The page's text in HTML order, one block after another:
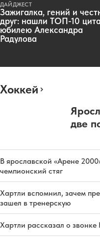
ДАЙДЖЕСТ
Зажигалка, гений и
друг: нашли ТОП-10
юбилею Александра
Радулова
Хоккей
две
В ярославской «Арене
чемпионский стяг
Хартли вспомнил, зачем
зашел в тренерскую
Хартли рассказал о